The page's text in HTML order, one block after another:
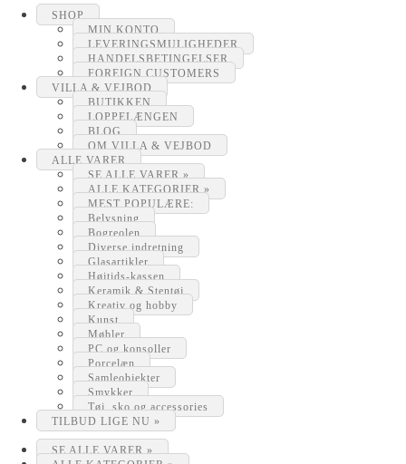
SHOP
MIN KONTO
LEVERINGSMULIGHEDER
HANDELSBETINGELSER
FOREIGN CUSTOMERS
VILLA & VEJBOD
BUTIKKEN
LOPPELÆNGEN
BLOG
OM VILLA & VEJBOD
ALLE VARER
SE ALLE VARER »
ALLE KATEGORIER »
MEST POPULÆRE:
Belysning
Bogreolen
Diverse indretning
Glasartikler
Højtids-kassen
Keramik & Stentøj
Kreativ og hobby
Kunst
Møbler
PC og konsoller
Porcelæn
Samleobjekter
Smykker
Tøj, sko og accessories
TILBUD LIGE NU »
SE ALLE VARER »